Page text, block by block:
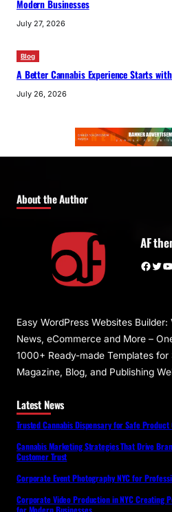
Modern Businesses
July 27, 2026
Blog
A Better Cannabis Experience Starts
July 26, 2026
About the Author
AF
Facebook Twitter YouTube
Easy WordPress Websites Builder:
News, eCommerce and More –
1000+ Ready-made Templates for
Magazine, Blog, and Publishing
Latest News
Trusted Cannabis Dispensary for Safe Product
Cannabis Marketing Strategies That Drive
Customer Trust
Corporate Event Photography NYC for
Corporate Video Production in NYC Creating